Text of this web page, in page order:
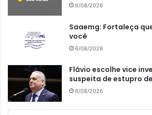
6/08/2026
Saaemg: Fortaleça
você
6/08/2026
Flávio escolhe vice
suspeita de estupro
6/08/2026